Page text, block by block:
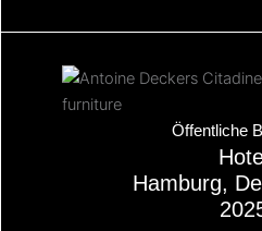
Öffentliche
Hamburg,